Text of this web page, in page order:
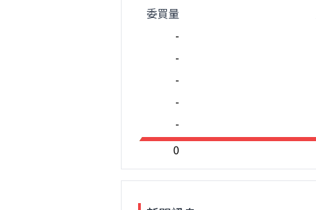
委買量
-
-
-
-
-
0